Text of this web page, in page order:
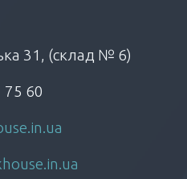
31, (склад № 6)
75 60